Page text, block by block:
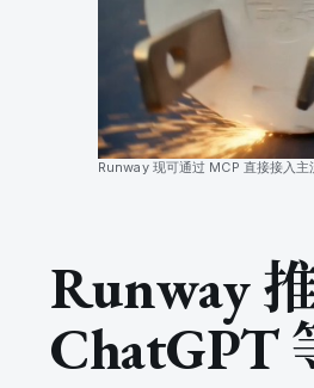
Runway 现可通过 MCP 直接接入主
Runway
ChatGPT